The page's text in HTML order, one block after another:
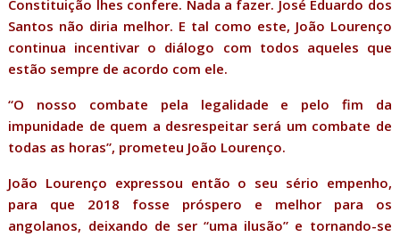
Constituição lhes confere. Nada a fazer. José Eduardo dos
Santos não diria melhor. E tal como este, João Lourenço
continua incentivar o diálogo com todos aqueles que
estão sempre de acordo com ele.
“O nosso combate pela legalidade e pelo fim da
impunidade de quem a desrespeitar será um combate de
todas as horas”, prometeu João Lourenço.
João Lourenço expressou então o seu sério empenho,
para que 2018 fosse próspero e melhor para os
angolanos, deixando de ser “uma ilusão” e tornando-se